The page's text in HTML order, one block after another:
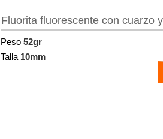
Fluorita fluorescente con cuarzo
Peso 52gr
Talla 10mm